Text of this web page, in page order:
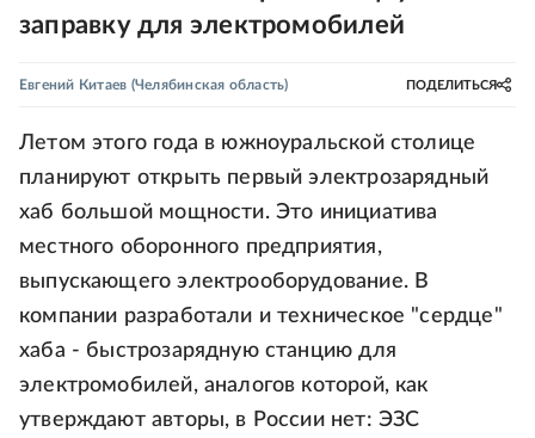
заправку для электромобилей
Евгений Китаев (Челябинская область) ПОДЕЛИТЬСЯ
Летом этого года в южноуральской столице
планируют открыть первый электрозарядный
хаб большой мощности. Это инициатива
местного оборонного предприятия,
выпускающего электрооборудование. В
компании разработали и техническое "сердце"
хаба - быстрозарядную станцию для
электромобилей, аналогов которой, как
утверждают авторы, в России нет: ЭЗС